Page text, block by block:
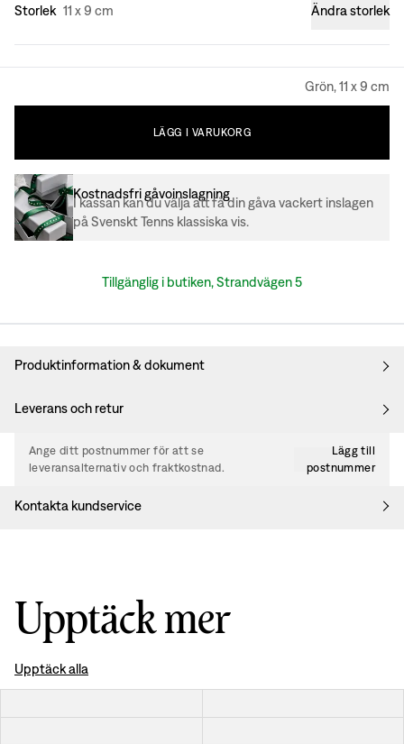
Storlek 11 x 9 cm Ändra storlek
Grön, 11 x 9 cm
LÄGG VARUKORG
Kostnadsfri gåvoinslagning
I kassan kan du välja att få din gåva vackert inslagen
på Svenskt Tenns klassiska vis.
Tillgänglig i butiken, Strandvägen 5
Produktinformation & dokument
Leverans och retur
Ange ditt postnummer för att se
leveransalternativ och fraktkostnad.
Lägg till
postnummer
Kontakta kundservice
Upptäck mer
Upptäck alla